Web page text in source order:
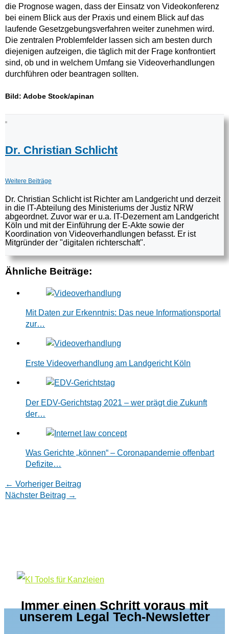
die Prognose wagen, dass der Einsatz von Videokonferenz
bei einem Blick aus der Praxis und einem Blick auf das
laufende Gesetzgebungsverfahren weiter zunehmen wird.
Die zentralen Problemfelder lassen sich am besten durch
diejenigen aufzeigen, die täglich mit der Frage konfrontiert
sind, ob und in welchem Umfang sie Videoverhandlungen
durchführen oder beantragen sollten.
Bild: Adobe Stock/apinan
Dr. Christian Schlicht
Weitere Beiträge
Dr. Christian Schlicht ist Richter am Landgericht und derzeit
in die IT-Abteilung des Ministeriums der Justiz NRW
abgeordnet. Zuvor war er u.a. IT-Dezernent am Landgericht
Köln und mit der Einführung der E-Akte sowie der
Koordination von Videoverhandlungen befasst. Er ist
Mitgründer der "digitalen richterschaft".
Ähnliche Beiträge:
Mit Daten zur Erkenntnis: Das neue Informationsportal
zur…
Erste Videoverhandlung am Landgericht Köln
Der EDV-Gerichtstag 2021 – wer prägt die Zukunft
der…
Was Gerichte „können“ – Coronapandemie offenbart
Defizite…
← Vorheriger Beitrag
Nächster Beitrag →
Immer einen Schritt voraus mit
unserem Legal Tech-Newsletter